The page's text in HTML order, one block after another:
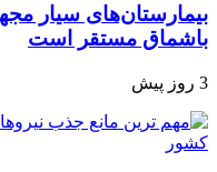
بیمارستان‌های سیار
باشماق مستقر است
3 روز پیش